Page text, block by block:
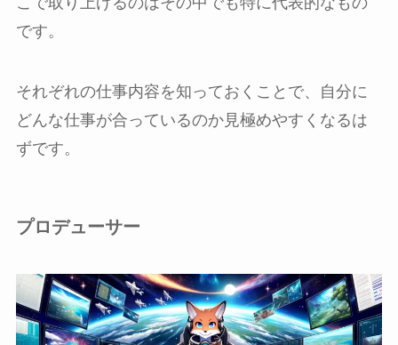
です。
それぞれの仕事内容を知っておくことで、自分に
どんな仕事が合っているのか見極めやすくなるは
ずです。
プロデューサー